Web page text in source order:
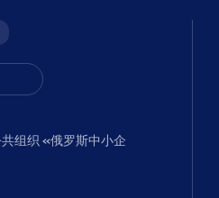
组织 «俄罗斯中小企